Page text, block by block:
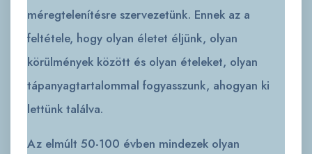
méregtelenítésre szervezetünk. Ennek az a
feltétele, hogy olyan életet éljünk, olyan
körülmények között és olyan ételeket, olyan
tápanyagtartalommal fogyasszunk, ahogyan ki
lettünk találva.
Az elmúlt 50-100 évben mindezek olyan